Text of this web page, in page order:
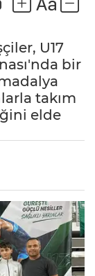
U17
bir
takım
elde